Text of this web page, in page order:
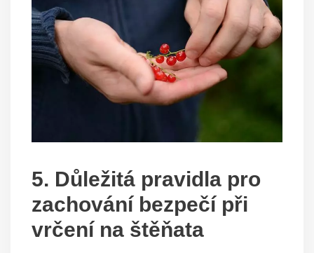
5. Důležitá pravidla pro⁣
zachování bezpečí při
vrčení na štěňata